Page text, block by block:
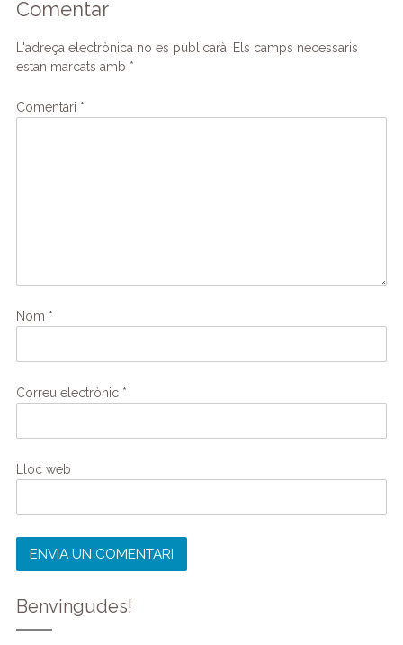
Comentar
L'adreça electrònica no es publicarà. Els camps necessaris
estan marcats amb *
Comentari *
Nom *
Correu electrònic *
Lloc web
Benvingudes!